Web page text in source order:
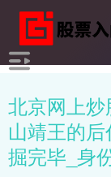
北京网上
山靖王的
掘完毕_身